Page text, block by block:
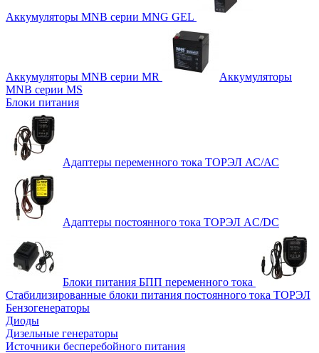
Аккумуляторы MNB серии MNG GEL
Аккумуляторы MNB серии MR
Аккумуляторы
MNB серии MS
Блоки питания
Адаптеры переменного тока ТОРЭЛ АС/АС
Адаптеры постоянного тока ТОРЭЛ AC/DC
Блоки питания БПП переменного тока
Стабилизированные блоки питания постоянного тока ТОРЭЛ
Бензогенераторы
Диоды
Дизельные генераторы
Источники бесперебойного питания